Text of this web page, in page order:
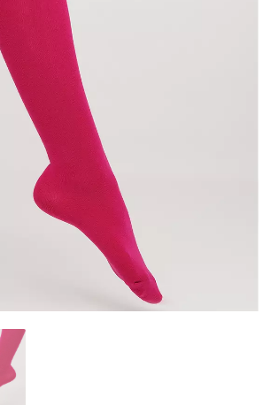
из
Велосипедки с высокой
талией TRACKS 01
(черный) Giulia
384 грн.